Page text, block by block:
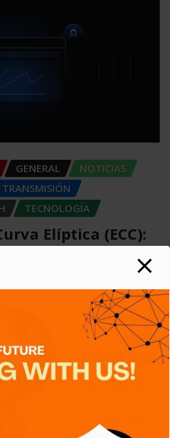
GENERAL
NOTICIAS
TRANSMISIÓN
TECNOLOGÍA
Elíptica (ECC):
DISPOSITIVOS
TECH
del